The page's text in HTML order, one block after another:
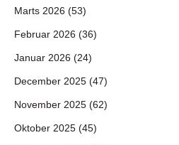
Marts 2026 (53)
Februar 2026 (36)
Januar 2026 (24)
December 2025 (47)
November 2025 (62)
Oktober 2025 (45)